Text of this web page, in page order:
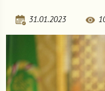
31.01.2023